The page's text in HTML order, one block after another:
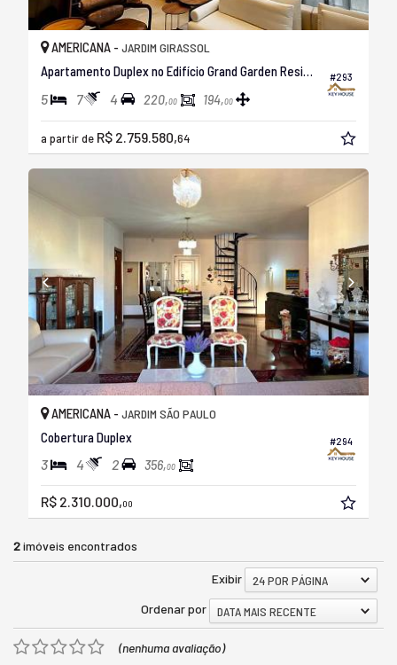
#293
AMERICANA - JARDIM GIRASSOL
Apartamento Duplex no Edifício Grand Garden Residence
5 7 4 220,00 194,00
a partir de R$ 2.759.580,64
#294
AMERICANA - JARDIM SÃO PAULO
Cobertura Duplex
3 4 2 356,00
R$ 2.310.000,00
2imóveis encontrados
Exibir
24 POR PÁGINA
Ordenar por
DATA MAIS RECENTE
(nenhuma avaliação)